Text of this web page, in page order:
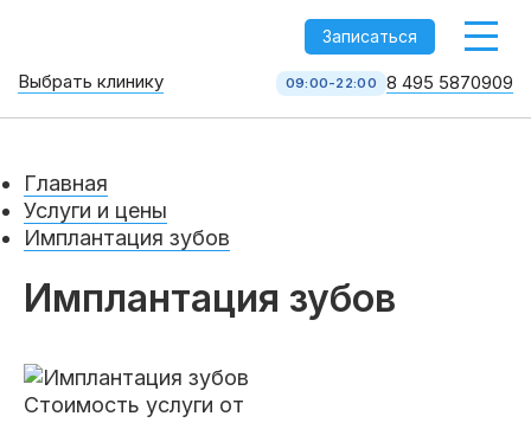
Записаться
8 495 587 09 09
Выбрать клинику 09:00-22:00 8 495 5870909
Главная
Услуги и цены
Имплантация зубов
Имплантация зубов
Стоимость услуги от